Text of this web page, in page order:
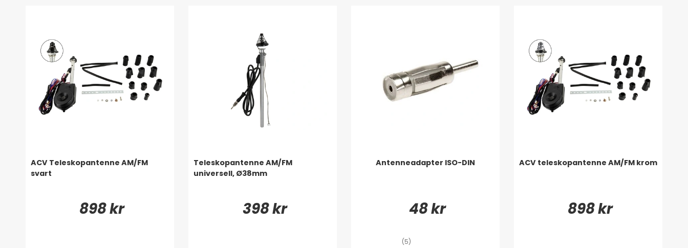
ACV Teleskopantenne AM/FM
svart
898 kr
Teleskopantenne AM/FM
universell, Ø38mm
398 kr
Antenneadapter ISO-DIN
48 kr
(5)
ACV teleskopantenne AM/FM krom
898 kr